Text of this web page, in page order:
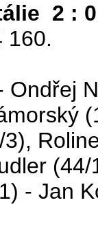
2 : 0
160.
Ondřej
- Jan